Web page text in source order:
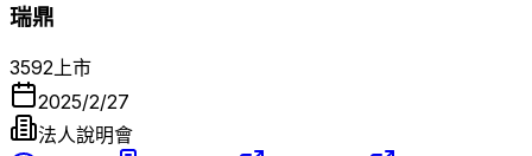
瑞鼎
3592上市
2025/2/27
法人說明會